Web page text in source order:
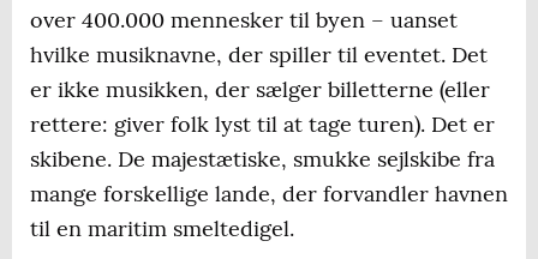
over 400.000 mennesker til byen – uanset
hvilke musiknavne, der spiller til eventet. Det
er ikke musikken, der sælger billetterne (eller
rettere: giver folk lyst til at tage turen). Det er
skibene. De majestætiske, smukke sejlskibe fra
mange forskellige lande, der forvandler havnen
til en maritim smeltedigel.